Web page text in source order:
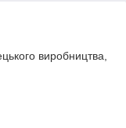
виробництва,